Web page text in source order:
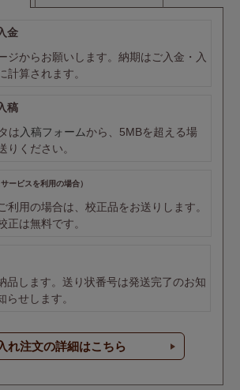
金
ジからお願いします。納期はご入金・入
計算されます。
稿
は 入稿フォームから、5MBを超える場
りください。
ービスを利用の場合）
利用の場合は、校正品をお送りします。
正は無料です。
品します。送り状番号は発送完了のお知
らせします。
れ注文の詳細はこちら